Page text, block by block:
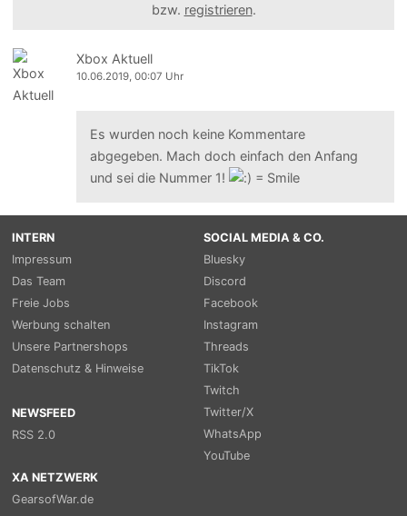
bzw. registrieren.
Xbox Aktuell
10.06.2019, 00:07 Uhr
Es wurden noch keine Kommentare
abgegeben. Mach doch einfach den Anfang
und sei die Nummer 1!
INTERN
Impressum
Das Team
Freie Jobs
Werbung schalten
Unsere Partnershops
Datenschutz & Hinweise
NEWSFEED
RSS 2.0
SOCIAL MEDIA & CO.
Bluesky
Discord
Facebook
Instagram
Threads
TikTok
Twitch
Twitter/X
WhatsApp
YouTube
XA NETZWERK
GearsofWar.de